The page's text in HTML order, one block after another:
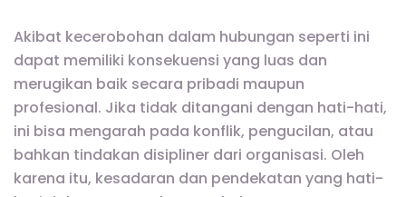
Akibat kecerobohan dalam hubungan seperti ini
dapat memiliki konsekuensi yang luas dan
merugikan baik secara pribadi maupun
profesional. Jika tidak ditangani dengan hati-hati,
ini bisa mengarah pada konflik, pengucilan, atau
bahkan tindakan disipliner dari organisasi. Oleh
karena itu, kesadaran dan pendekatan yang hati-